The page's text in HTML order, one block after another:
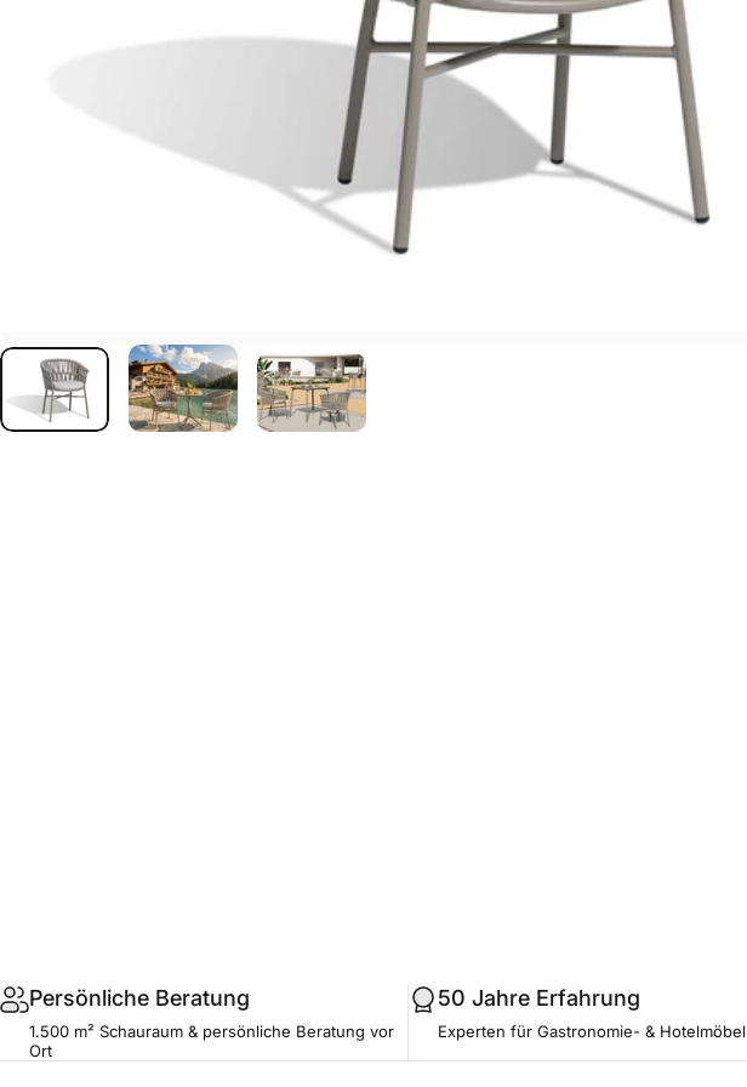
Persönliche Beratung
1.500 m² Schauraum & persönliche Beratung vor
Ort
50 Jahre Erfahrung
Experten für Gastronomie- & Hotelmöbel